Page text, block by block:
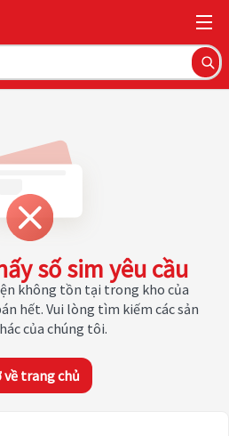
số sim yêu cầu
không tồn tại trong kho của
hết. Vui lòng tìm kiếm các sản
của chúng tôi.
về trang chủ